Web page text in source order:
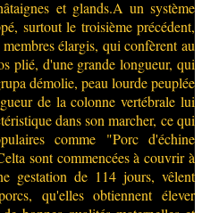
et glands.A un système
surtout le troisième précédent,
élargis, qui confèrent au
plié, d'une grande longueur, qui
démolie, peau lourde peuplée
de la colonne vertébrale lui
dans son marcher, ce qui
comme "Porc d'échine
sont commencées à couvrir à
gestation de 114 jours, vêlent
qu'elles obtiennent élever